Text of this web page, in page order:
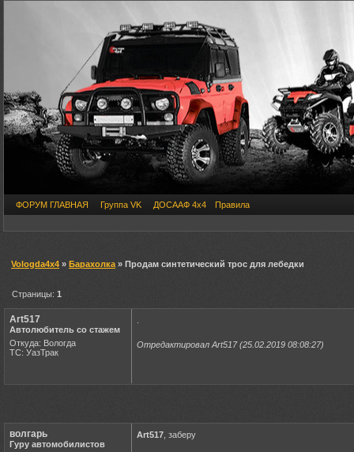
ФОРУМ ГЛАВНАЯ Группа VK ДОСААФ 4х4 Правила
Vologda4x4 » Барахолка » Продам синтетический трос для лебедки
Страницы:1
Art517
Автолюбитель со стажем
Откуда: Вологда
ТС: УазТрак
Отредактировал Art517 (25.02.2019 08:08:27)
волгарь
Гуру автомобилистов
Art517 , заберу